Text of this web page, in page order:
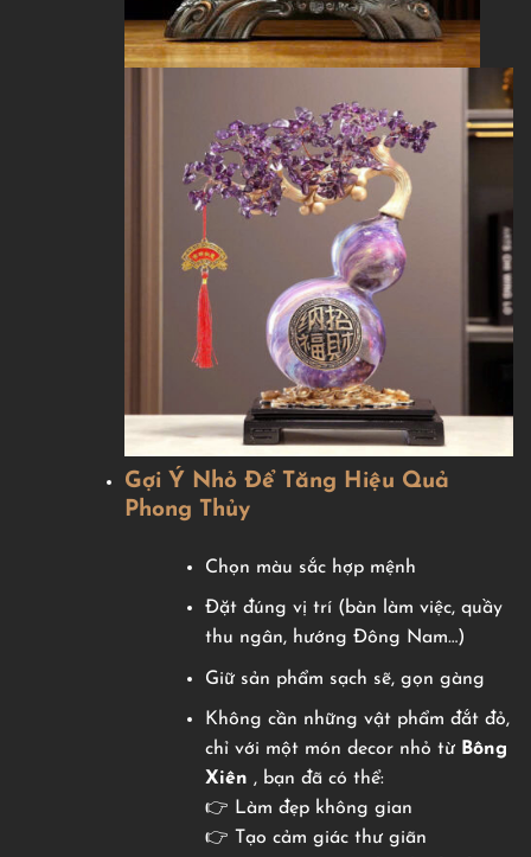
Gợi Ý Nhỏ Để Tăng Hiệu Quả
Phong Thủy
Chọn màu sắc hợp mệnh
Đặt đúng vị trí (bàn làm việc, quầy
thu ngân, hướng Đông Nam…)
Giữ sản phẩm sạch sẽ, gọn gàng
Không cần những vật phẩm đắt đỏ,
chỉ với một món decor nhỏ từ Bông
Xiên, bạn đã có thể:
👉 Làm đẹp không gian
👉 Tạo cảm giác thư giãn